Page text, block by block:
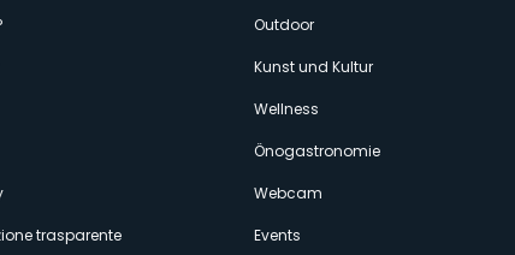
trasparente
Outdoor
Kunst und Kultur
Wellness
Önogastronomie
Webcam
Events